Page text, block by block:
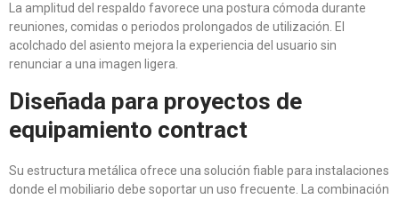
La amplitud del respaldo favorece una postura cómoda durante
reuniones, comidas o periodos prolongados de utilización. El
acolchado del asiento mejora la experiencia del usuario sin
renunciar a una imagen ligera.
Diseñada para proyectos de
equipamiento contract
Su estructura metálica ofrece una solución fiable para instalaciones
donde el mobiliario debe soportar un uso frecuente. La combinación